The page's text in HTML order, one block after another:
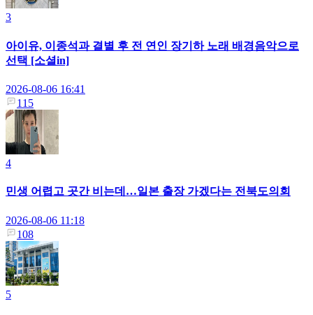
3
아이유, 이종석과 결별 후 전 연인 장기하 노래 배경음악으로
선택 [소셜in]
2026-08-06 16:41
115
4
민생 어렵고 곳간 비는데…일본 출장 가겠다는 전북도의회
2026-08-06 11:18
108
5